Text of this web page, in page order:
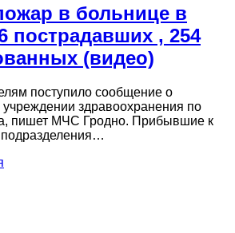
в больнице в
пострадавших , 254
(видео)
поступило сообщение о
здравоохранения по
пишет МЧС Гродно. Прибывшие к